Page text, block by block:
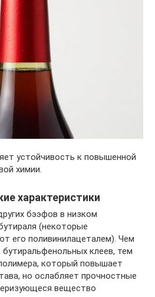
устойчивость к повышенной
химии.
характеристики
бээфов в низком
(некоторые
его поливинилацеталем). Чем
клеев, тем
который повышает
но ослабляет прочностные
вещество